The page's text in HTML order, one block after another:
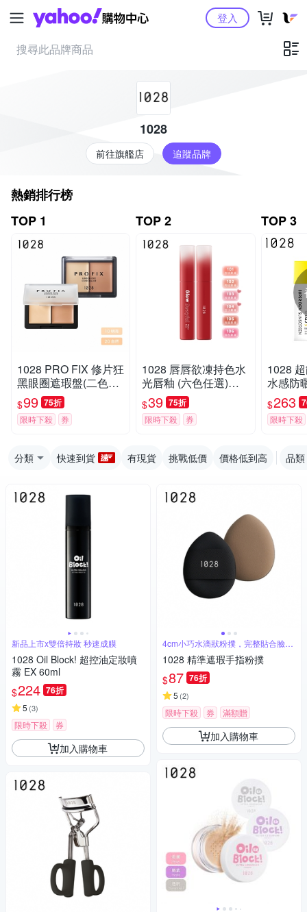
Yahoo購物中心登入
1028
前往旗艦店 追蹤品牌
熱銷排行榜
TOP 1
1028 PRO FIX 修片狂
黑眼圈遮瑕盤(二色任
選)（效期至2026-1
0）
$99 75折
限時下殺 券
TOP 2
1028 唇唇欲凍持色水
光唇釉 (六色任選)
（效期至2026-09）
$39 75折
限時下殺 券
TOP 3
1028
水感防
$263
限時下殺
分類 快速到貨 有現貨 挑戰低價 價格低到高 品類
新品上市x雙倍持妝 秒速成膜
1028 Oil Block! 超控油定妝噴
霧 EX 60ml
$224 76折
5 (3)
限時下殺 券
加入購物車
4cm小巧水滴狀粉撲，完整貼合臉部
1028 精準遮瑕手指粉撲
$87 76折
5 (2)
限時下殺 券 滿額贈
加入購物車